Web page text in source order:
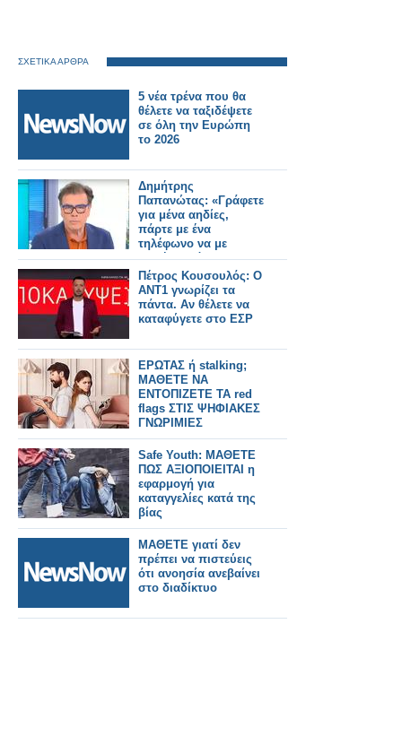
ΣΧΕΤΙΚΑ ΑΡΘΡΑ
5 νέα τρένα που θα
θέλετε να ταξιδέψετε
σε όλη την Ευρώπη
το 2026
Δημήτρης
Παπανώτας: «Γράφετε
για μένα αηδίες,
πάρτε με ένα
τηλέφωνο να με
ρωτήσετε όσοι
θέλετε»
Πέτρος Κουσουλός: Ο
ΑΝΤ1 γνωρίζει τα
πάντα. Αν θέλετε να
καταφύγετε στο ΕΣΡ
ΕΡΩΤΑΣ ή stalking;
ΜΑΘΕΤΕ ΝΑ
ΕΝΤΟΠΙΖΕΤΕ ΤΑ red
flags ΣΤΙΣ ΨΗΦΙΑΚΕΣ
ΓΝΩΡΙΜΙΕΣ
Safe Youth: ΜΑΘΕΤΕ
ΠΩΣ ΑΞΙΟΠΟΙΕΙΤΑΙ η
εφαρμογή για
καταγγελίες κατά της
βίας
ΜΑΘΕΤΕ γιατί δεν
πρέπει να πιστεύεις
ότι ανοησία ανεβαίνει
στο διαδίκτυο